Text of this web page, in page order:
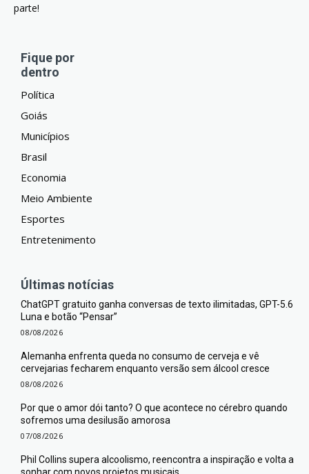
parte!
Fique por
dentro
Política
Goiás
Municípios
Brasil
Economia
Meio Ambiente
Esportes
Entretenimento
Últimas notícias
ChatGPT gratuito ganha conversas de texto ilimitadas, GPT-5.6
Luna e botão “Pensar”
08/08/2026
Alemanha enfrenta queda no consumo de cerveja e vê
cervejarias fecharem enquanto versão sem álcool cresce
08/08/2026
Por que o amor dói tanto? O que acontece no cérebro quando
sofremos uma desilusão amorosa
07/08/2026
Phil Collins supera alcoolismo, reencontra a inspiração e volta a
sonhar com novos projetos musicais